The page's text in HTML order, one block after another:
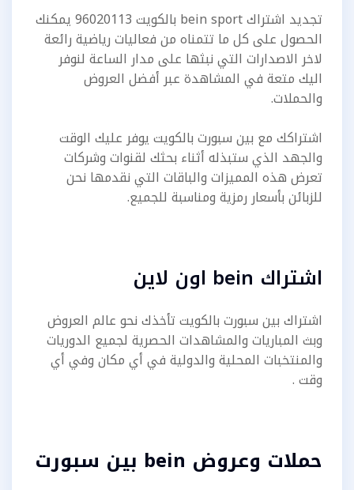
تجديد اشتراك bein sport بالكويت 96020113 يمكنك
الحصول على كل ما تتمناه من فعاليات رياضية رائعة
لاخر الاصدارات التي نبثها على مدار الساعة لنوفر
اليك متعة في المشاهدة عبر أفضل العروض
والحملات.
اشتراكك مع بين سبورت بالكويت يوفر عليك الوقت
والجهد الذي ستبذله أثناء بحثك لقنوات وشركات
تعرض هذه المميزات والباقات التي نقدمها نحن
للزبائن بأسعار رمزية ومناسبة للجميع.
اشتراك bein اون لاين
اشتراك بين سبورت بالكويت تأخذك نحو عالم العروض
وبث المباريات والمشاهدات الحصرية لجميع الدوريات
والمنتخبات المحلية والدولية في أي مكان وفي أي
وقت .
حملات وعروض bein بين سبورت